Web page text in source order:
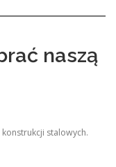
naszą
stalowych.